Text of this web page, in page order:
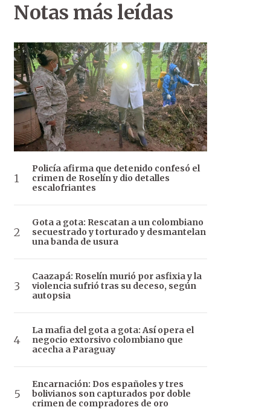
Notas más leídas
Policía afirma que detenido confesó el
crimen de Roselín y dio detalles
escalofriantes
Gota a gota: Rescatan a un colombiano
secuestrado y torturado y desmantelan
una banda de usura
Caazapá: Roselín murió por asfixia y la
violencia sufrió tras su deceso, según
autopsia
La mafia del gota a gota: Así opera el
negocio extorsivo colombiano que
acecha a Paraguay
Encarnación: Dos españoles y tres
bolivianos son capturados por doble
crimen de compradores de oro